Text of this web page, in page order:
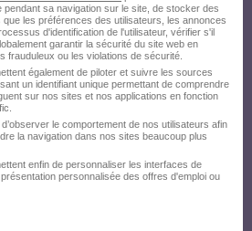
pendant sa navigation sur le site, de stocker des
les préférences des utilisateurs, les annonces
d'identification de l'utilisateur, vérifier s'il
garantir la sécurité du site web en
frauduleux ou les violations de sécurité.
également de piloter et suivre les sources
un identifiant unique permettant de comprendre
sur nos sites et nos applications en fonction
le comportement de nos utilisateurs afin
la navigation dans nos sites beaucoup plus
enfin de personnaliser les interfaces de
personnalisée des offres d'emploi ou